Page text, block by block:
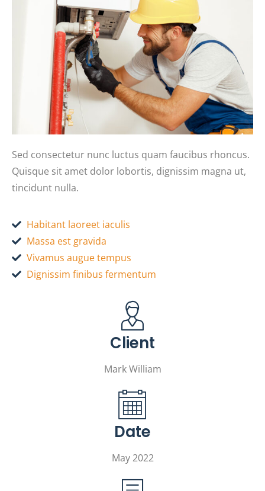
Sed consectetur nunc luctus quam faucibus rhoncus.
Quisque sit amet dolor lobortis, dignissim magna ut,
tincidunt nulla.
Habitant laoreet iaculis
Massa est gravida
Vivamus augue tempus
Dignissim finibus fermentum
Client
Mark William
Date
May 2022